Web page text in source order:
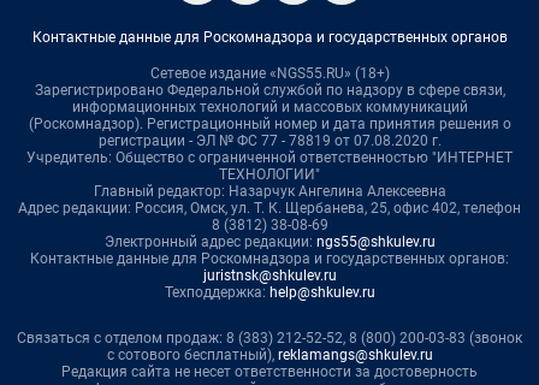
Контактные данные для Роскомнадзора и государственных органов
Сетевое издание «NGS55.RU» (18+)
Зарегистрировано Федеральной службой по надзору в сфере связи,
информационных технологий и массовых коммуникаций
(Роскомнадзор). Регистрационный номер и дата принятия решения о
регистрации - ЭЛ № ФС 77 - 78819 от 07.08.2020 г.
Учредитель: Общество с ограниченной ответственностью "ИНТЕРНЕТ
ТЕХНОЛОГИИ"
Главный редактор: Назарчук Ангелина Алексеевна
Адрес редакции: Россия, Омск, ул. Т. К. Щербанева, 25, офис 402, телефон
8 (3812) 38-08-69
Электронный адрес редакции: ngs55@shkulev.ru
Контактные данные для Роскомнадзора и государственных органов:
juristnsk@shkulev.ru
Техподдержка: help@shkulev.ru
Связаться с отделом продаж: 8 (383) 212-52-52, 8 (800) 200-03-83 (звонок
с сотового бесплатный), reklamangs@shkulev.ru
Редакция сайта не несет ответственности за достоверность